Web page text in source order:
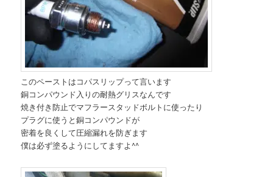
このペーストはコパスリップって言います
銅コンパウンド入りの耐熱グリスなんです
焼き付き防止でマフラースタッドボルトに使ったり
プラグに使うと銅コンパウンドが
密着を良くして圧縮漏れを防ぎます
僕は必ず塗るようにしてますよ^^